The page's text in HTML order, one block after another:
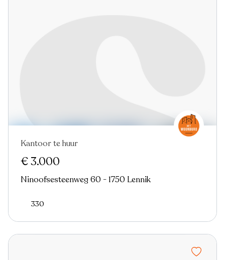
Kantoor te huur
€ 3.000
Ninoofsesteenweg 60 - 1750 Lennik
330